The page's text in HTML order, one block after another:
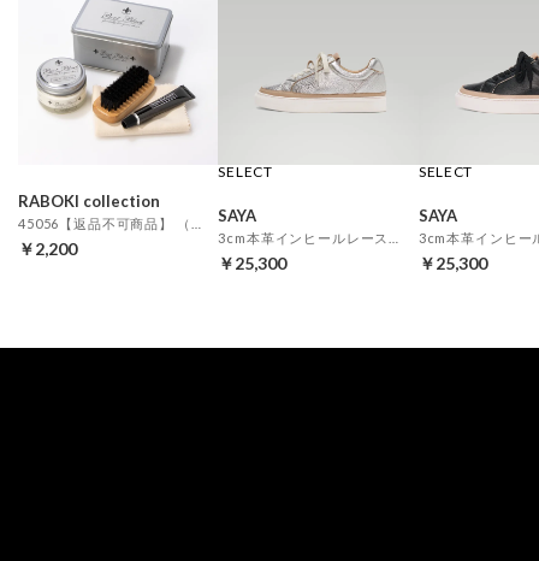
RABOKI collection
￥2,200
SELECT
SAYA
￥25,300
SELECT
SAYA
￥25,300